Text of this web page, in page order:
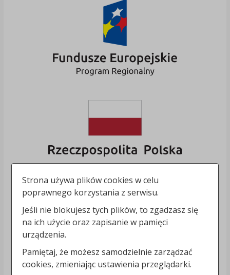
Strona używa plików cookies w celu
poprawnego korzystania z serwisu.
Jeśli nie blokujesz tych plików, to zgadzasz się
na ich użycie oraz zapisanie w pamięci
urządzenia.
Pamiętaj, że możesz samodzielnie zarządzać
cookies, zmieniając ustawienia przeglądarki.